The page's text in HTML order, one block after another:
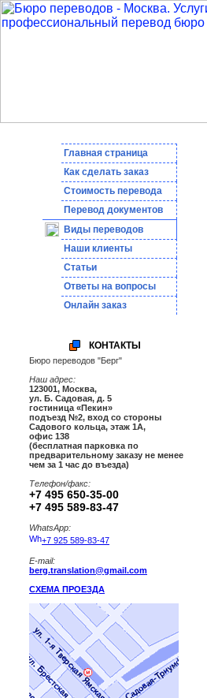
Главная страница
Как сделать заказ
Стоимость перевода
Пepeвoд дoкумeнтoв
Виды переводов
Наши клиенты
Статьи
Ответы на вопросы
Онлайн заказ
КОНТАКТЫ
Бюро переводов "Берг"
Наш адрес:
123001, Москва,
ул. Б. Садовая, д. 5
гостиница «Пекин»
подъезд №2, вход со стороны
Садового кольца, этаж 1А,
офис 138
(бесплатная парковка по
предварительному заказу не менее
чем за 1 час до въезда)
Телефон/факс:
+7 495 650-35-00
+7 495 589-83-47
WhatsApp:
+7 925 589-83-47
E-mail:
berg.translation@gmail.com
СХЕМА ПРОЕЗДА